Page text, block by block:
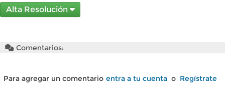
Alta Resolución
Comentarios:
Para agregar un comentario entra a tu cuenta o Regístrate